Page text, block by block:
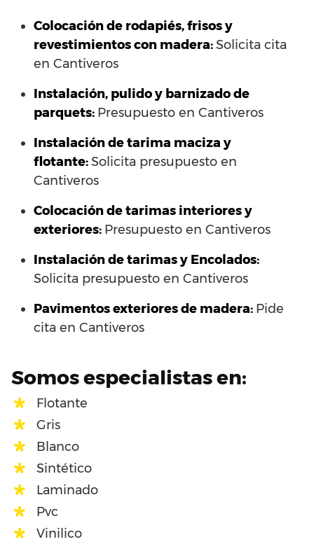
Colocación de rodapiés, frisos y
revestimientos con madera:Solicita cita
en Cantiveros
Instalación, pulido y barnizado de
parquets: Presupuesto en Cantiveros
Instalación de tarima maciza y
flotante:Solicita presupuesto en
Cantiveros
Colocación de tarimas interiores y
exteriores: Presupuesto en Cantiveros
Instalación de tarimas y Encolados:
Solicita presupuesto en Cantiveros
Pavimentos exteriores de madera: Pide
cita en Cantiveros
Somos especialistas en:
Flotante
Gris
Blanco
Sintético
Laminado
Pvc
Vinilico